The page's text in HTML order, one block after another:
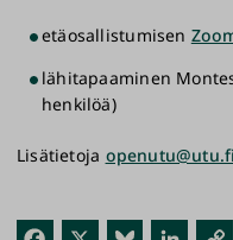
etäosallistumisen
lähitapaaminen
henkilöä)
Lisätietoja openutu@utu.fi